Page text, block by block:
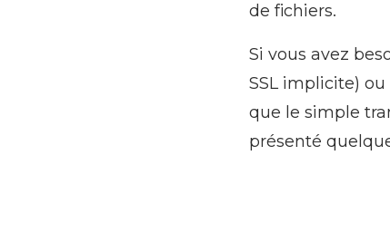
de fichiers.
Si vous avez
SSL implicite) ou
que le simple
présenté